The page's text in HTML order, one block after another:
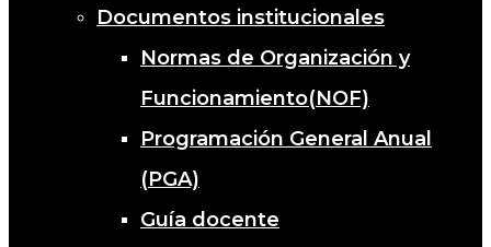
Documentos institucionales
Normas de Organización y
Funcionamiento(NOF)
Programación General Anual
(PGA)
Guía docente